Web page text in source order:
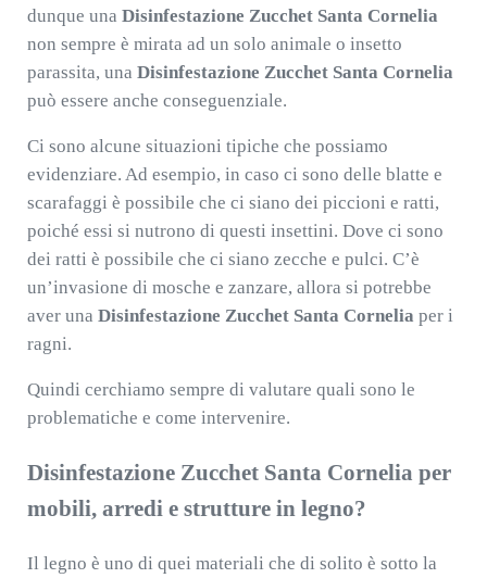
dunque una Disinfestazione Zucchet Santa Cornelia
non sempre è mirata ad un solo animale o insetto
parassita, una Disinfestazione Zucchet Santa Cornelia
può essere anche conseguenziale.
Ci sono alcune situazioni tipiche che possiamo
evidenziare. Ad esempio, in caso ci sono delle blatte e
scarafaggi è possibile che ci siano dei piccioni e ratti,
poiché essi si nutrono di questi insettini. Dove ci sono
dei ratti è possibile che ci siano zecche e pulci. C’è
un’invasione di mosche e zanzare, allora si potrebbe
aver una Disinfestazione Zucchet Santa Cornelia per i
ragni.
Quindi cerchiamo sempre di valutare quali sono le
problematiche e come intervenire.
Disinfestazione Zucchet Santa Cornelia per
mobili, arredi e strutture in legno?
Il legno è uno di quei materiali che di solito è sotto la